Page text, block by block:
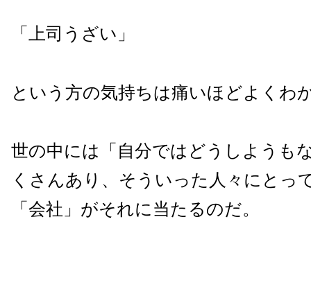
「上司うざい」
という方の気持ちは痛いほどよくわ
世の中には「自分ではどうしようも
くさんあり、そういった人々にとっ
「会社」がそれに当たるのだ。